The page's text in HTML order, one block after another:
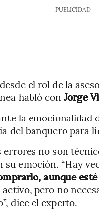
PUBLICIDAD
el rol de la
habló con Jorge
la
del banquero para
errores no son
su emoción. “Hay
aunque
activo, pero no
dice el experto.